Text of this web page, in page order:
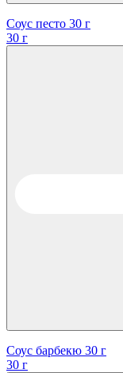
Соус песто 30 г
30 г
Соус барбекю 30 г
30 г